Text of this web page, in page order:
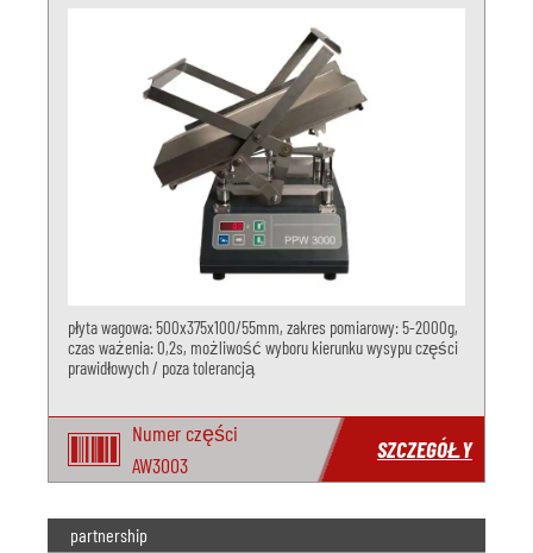
płyta wagowa: 500x375x100/55mm, zakres pomiarowy: 5-2000g,
czas ważenia: 0,2s, możliwość wyboru kierunku wysypu części
prawidłowych / poza tolerancją
Numer części
AW3003
SZCZEGÓŁY
partnership